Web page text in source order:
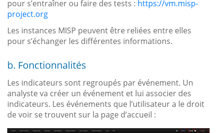
pour s’entraîner ou faire des tests : https://vm.misp-
project.org
Les instances MISP peuvent être reliées entre elles
pour s’échanger les différentes informations.
b. Fonctionnalités
Les indicateurs sont regroupés par événement. Un
analyste va créer un événement et lui associer des
indicateurs. Les événements que l’utilisateur a le droit
de voir se trouvent sur la page d’accueil :